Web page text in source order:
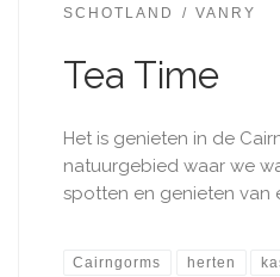
SCHOTLAND VANRY
Tea Time
Het is genieten in de
natuurgebied waar we
spotten en genieten van
Cairngorms herten